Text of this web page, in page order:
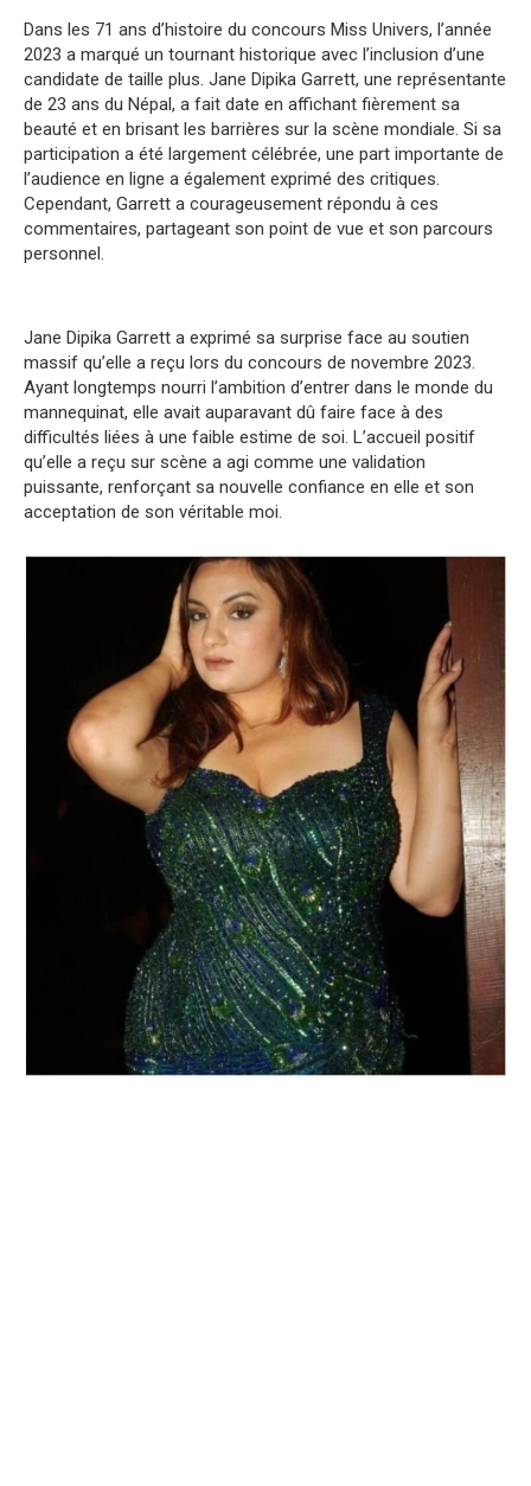
Dans les 71 ans d’histoire du concours Miss Univers, l’année
2023 a marqué un tournant historique avec l’inclusion d’une
candidate de taille plus. Jane Dipika Garrett, une représentante
de 23 ans du Népal, a fait date en affichant fièrement sa
beauté et en brisant les barrières sur la scène mondiale. Si sa
participation a été largement célébrée, une part importante de
l’audience en ligne a également exprimé des critiques.
Cependant, Garrett a courageusement répondu à ces
commentaires, partageant son point de vue et son parcours
personnel.
Jane Dipika Garrett a exprimé sa surprise face au soutien
massif qu’elle a reçu lors du concours de novembre 2023.
Ayant longtemps nourri l’ambition d’entrer dans le monde du
mannequinat, elle avait auparavant dû faire face à des
difficultés liées à une faible estime de soi. L’accueil positif
qu’elle a reçu sur scène a agi comme une validation
puissante, renforçant sa nouvelle confiance en elle et son
acceptation de son véritable moi.